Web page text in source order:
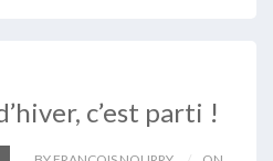
c’est parti !